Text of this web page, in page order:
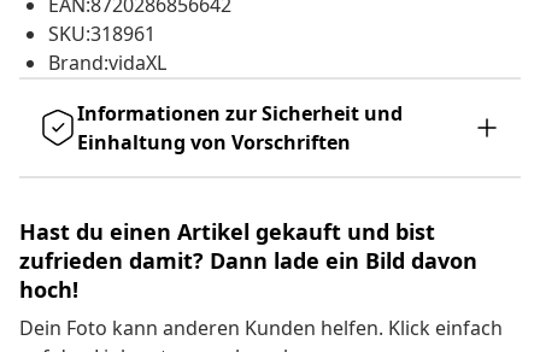
SKU:318961
Brand:vidaXL
Informationen zur Sicherheit und
Einhaltung von Vorschriften
Hast du einen Artikel gekauft und bist
zufrieden damit? Dann lade ein Bild davon
hoch!
Dein Foto kann anderen Kunden helfen. Klick einfach